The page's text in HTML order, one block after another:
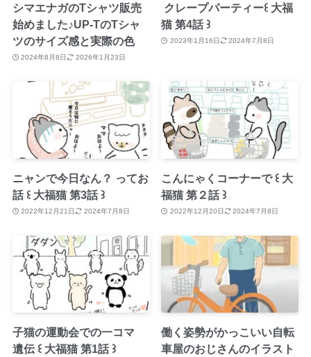
シマエナガのTシャツ販売
始めました♪UP-TのTシャ
ツのサイズ感と実際の色
2024年8月8日 2026年1月23日
クレープパーティー꒰ 大福
猫 第4話 ꒱
2023年1月16日 2024年7月8日
ニャンで今日なん？ ってお
話 ꒰ 大福猫 第3話 ꒱
2022年12月21日 2024年7月8日
こんにゃくコーナーで ꒰ 大
福猫 第２話 ꒱
2022年12月20日 2024年7月8日
子猫の運動会での一コマ
遺伝 ꒰ 大福猫 第1話 ꒱
働く姿勢がかっこいい自転
車屋のおじさんのイラスト